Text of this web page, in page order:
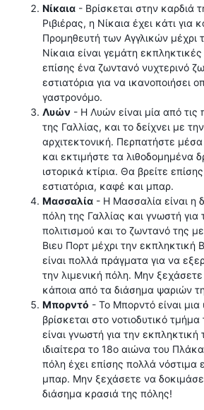
Νίκαια - Βρίσκεται στην καρδιά
Ριβιέρας, η Νίκαια έχει κάτι για
Προμηθευτή των Αγγλικών μέχρι
Νίκαια είναι γεμάτη
επίσης ένα ζωντανό νυχτερινό
εστιατόρια για να ικανοποιήσει
γαστρονόμο.
Λυών - Η Λυών είναι μία από τις
της Γαλλίας, και το δείχνει με
αρχιτεκτονική. Περπατήστε
και εκτιμήστε τα λιθοδομημένα
ιστορικά κτίρια. Θα βρείτε
εστιατόρια, καφέ και μπαρ.
Μασσαλία - Η Μασσαλία είναι η
πόλη της Γαλλίας και γνωστή για
πολιτισμού και το ζωντανό της
Βιευ Πορτ μέχρι την εκπληκτική
είναι πολλά πράγματα για να
την λιμενική πόλη. Μην
κάποια από τα διάσημα ψαριών
Μπορντό - Το Μπορντό είναι
βρίσκεται στο νοτιοδυτικό
είναι γνωστή για την εκπληκτική
ιδιαίτερα το 18ο αιώνα του
πόλη έχει επίσης πολλά νόστιμα
μπαρ. Μην ξεχάσετε να
διάσημα κρασιά της πόλης!